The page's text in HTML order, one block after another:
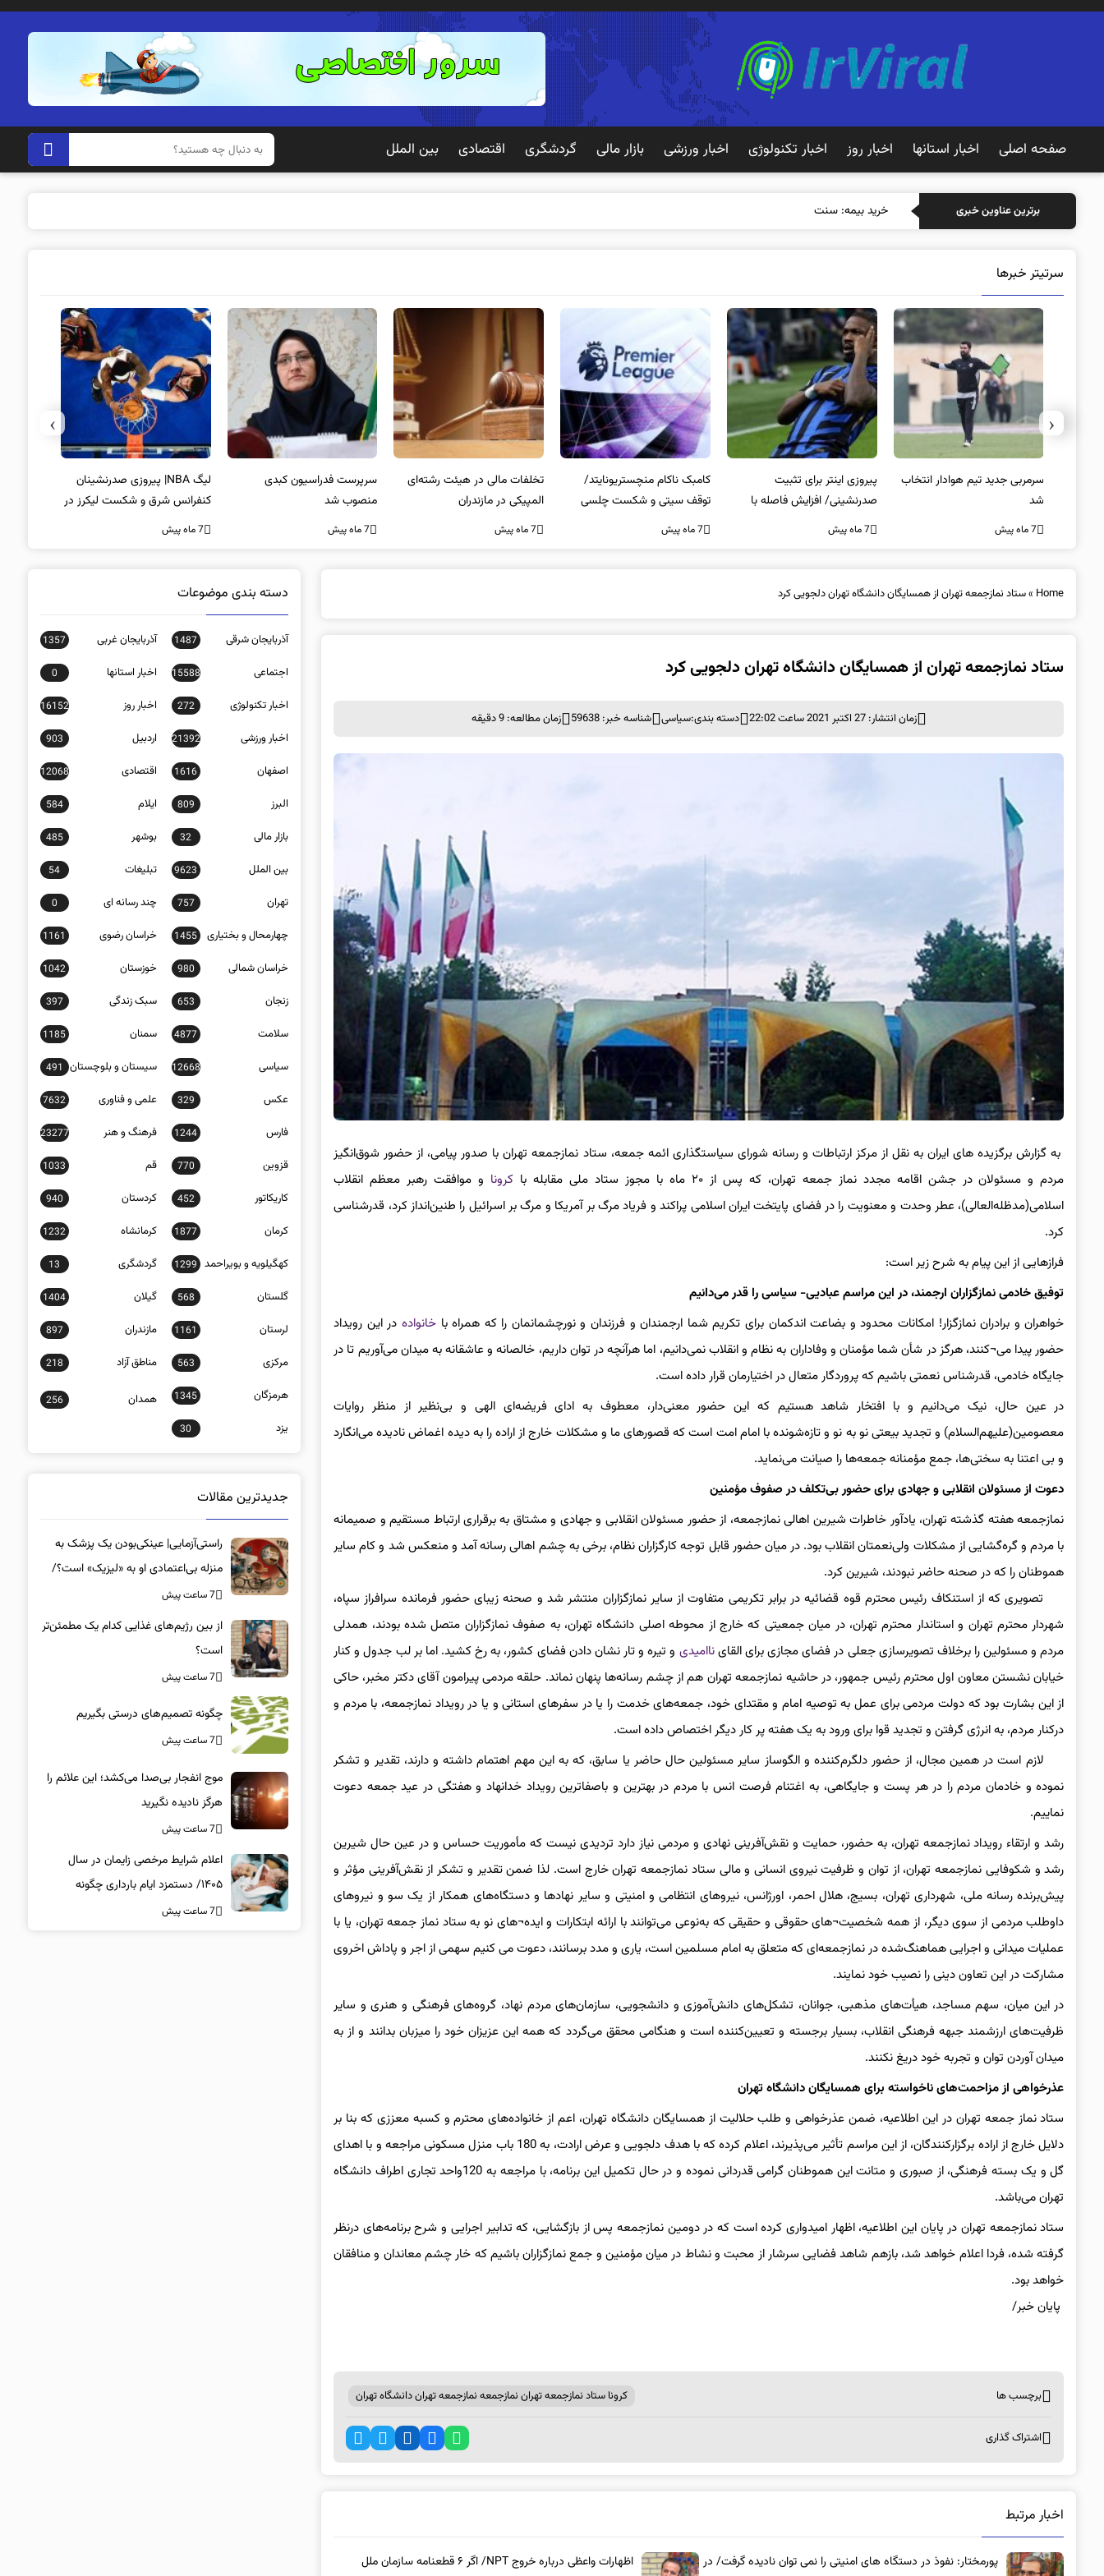
صفحه اصلی اخبار استانها اخبار روز اخبار تکنولوژی اخبار ورزشی بازار مالی گردشگری اقتصادی بین الملل
برترین عناوین خبری خرید بیمه: سنتی یا آنلاین؟ کدامیک تجر
سرتیتر خبرها
سرمربی جدید تیم هوادار انتخاب
شد
7 ماه پیش
پیروزی اینتر برای تثبیت
صدرنشینی/ افزایش فاصله با
ناپولی
7 ماه پیش
کامبک ناکام منچستریونایتد/
توقف سیتی و شکست چلسی
7 ماه پیش
تخلفات مالی در هیئت رشته‌ای
المپیکی در مازندران
7 ماه پیش
سرپرست فدراسیون کبدی
منصوب شد
7 ماه پیش
لیگ NBA| پیروزی صدرنشینان
کنفرانس شرق و شکست لیکرز در
غیاب جیمز
7 ماه پیش
‹
›
Home
»ستاد نمازجمعه تهران از همسایگان دانشگاه تهران دلجویی کرد
ستاد نمازجمعه تهران از همسایگان دانشگاه تهران دلجویی کرد
زمان انتشار: 27 اکتبر 2021 ساعت 22:02 دسته بندی:سیاسی شناسه خبر: 59638 زمان مطالعه: 9 دقیقه
به گزارش برگزیده های ایران به نقل از مرکز ارتباطات و رسانه شورای سیاستگذاری ائمه جمعه، ستاد نمازجمعه تهران با صدور پیامی، از حضور شوق‌انگیز
مردم و مسئولان در جشن اقامه مجدد نماز جمعه تهران، که پس از ۲۰ ماه با مجوز ستاد ملی مقابله با
کرونا و موافقت رهبر معظم انقلاب
اسلامی(مدظله‌العالی)، عطر وحدت و معنویت را در فضای پایتخت ایران اسلامی پراکند و فریاد مرگ بر آمریکا و مرگ بر اسرائیل را طنین‌انداز کرد، قدرشناسی
کرد.
فرازهایی از این پیام به شرح زیر است:
توفیق خادمی نمازگزاران ارجمند، در این مراسم عبادیی- سیاسی را قدر می‌دانیم
خواهران و برادران نمازگزار! امکانات محدود و بضاعت اندکمان برای تکریم شما ارجمندان و فرزندان و نورچشمانمان را که همراه باخانواده در این رویداد
حضور پیدا می¬کنند، هرگز در شأن شما مؤمنان و وفاداران به نظام و انقلاب نمی‌دانیم، اما هرآنچه در توان داریم، خالصانه و عاشقانه به میدان می‌آوریم تا در
جایگاه خادمی، قدرشناس نعمتی باشیم که پروردگار متعال در اختیارمان قرار داده است.
در عین حال، نیک می‌دانیم و با افتخار شاهد هستیم که این حضور معنی‌دار، معطوف به ادای فریضه‌ای الهی و بی‌نظیر از منظر روایات
معصومین(علیهم‌السلام) و تجدید بیعتی نو به نو و تازه‌شونده با امام امت است که قصورهای ما و مشکلات خارج از اراده را به دیده اغماض نادیده می‌انگارد
و بی اعتنا به سختی‌ها، جمع مؤمنانه جمعه‌ها را صیانت می‌نماید.
دعوت از مسئولان انقلابی و جهادی برای حضور بی‌تکلف در صفوف مؤمنین
نمازجمعه هفته گذشته تهران، یادآور خاطرات شیرین اهالی نمازجمعه، از حضور مسئولان انقلابی و جهادی و مشتاق به برقراری ارتباط مستقیم و صمیمانه
با مردم و گره‌گشایی از مشکلات ولی‌نعمتان انقلاب بود. در میان حضور قابل توجه کارگزاران نظام، برخی به چشم اهالی رسانه آمد و منعکس شد و کام سایر
هموطنان را که در صحنه حاضر نبودند، شیرین کرد.
تصویری که از استنکاف رئیس محترم قوه قضائیه در برابر تکریمی متفاوت از سایر نمازگزاران منتشر شد و صحنه زیبای حضور فرمانده سرافراز سپاه،
شهردار محترم تهران و استاندار محترم تهران، در میان جمعیتی که خارج از محوطه اصلی دانشگاه تهران، به صفوف نمازگزاران متصل شده بودند، همدلی
مردم و مسئولین را برخلاف تصویرسازی جعلی در فضای مجازی برای القایناامیدی و تیره و تار نشان دادن فضای کشور، به رخ کشید. اما بر لب جدول و کنار
خیابان نشستن معاون اول محترم رئیس جمهور، در حاشیه نمازجمعه تهران هم از چشم رسانه‌ها پنهان نماند. حلقه مردمی پیرامون آقای دکتر مخبر، حاکی
از این بشارت بود که دولت مردمی برای عمل به توصیه امام و مقتدای خود، جمعه‌های خدمت را یا در سفرهای استانی و یا در رویداد نمازجمعه، با مردم و
درکنار مردم، به انرژی گرفتن و تجدید قوا برای ورود به یک هفته پر کار دیگر اختصاص داده است.
لازم است در همین مجال، از حضور دلگرم‌کننده و الگوساز سایر مسئولین حال حاضر یا سابق، که به این مهم اهتمام داشته و دارند، تقدیر و تشکر
نموده و خادمان مردم را در هر پست و جایگاهی، به اغتنام فرصت انس با مردم در بهترین و باصفاترین رویداد خدانهاد و هفتگی در عید جمعه دعوت
نماییم.
رشد و ارتقاء رویداد نمازجمعه تهران، به حضور، حمایت و نقش‌آفرینی نهادی و مردمی نیاز دارد تردیدی نیست که مأموریت حساس و در عین حال شیرین
رشد و شکوفایی نمازجمعه تهران، از توان و ظرفیت نیروی انسانی و مالی ستاد نمازجمعه تهران خارج است. لذا ضمن تقدیر و تشکر از نقش‌آفرینی مؤثر و
پیش‌برنده رسانه ملی، شهرداری تهران، بسیج، هلال احمر، اورژانس، نیروهای انتظامی و امنیتی و سایر نهادها و دستگاه‌های همکار از یک سو و نیروهای
داوطلب مردمی از سوی دیگر، از همه شخصیت¬های حقوقی و حقیقی که به‌نوعی می‌توانند با ارائه ابتکارات و ایده¬های نو به ستاد نماز جمعه تهران، یا با
عملیات میدانی و اجرایی هماهنگ‌شده در نمازجمعه‌ای که متعلق به امام مسلمین است، یاری و مدد برسانند، دعوت می کنیم سهمی از اجر و پاداش اخروی
مشارکت در این تعاون دینی را نصیب خود نمایند.
در این میان، سهم مساجد، هیأت‌های مذهبی، جوانان، تشکل‌های دانش‌آموزی و دانشجویی، سازمان‌های مردم نهاد، گروه‌های فرهنگی و هنری و سایر
ظرفیت‌های ارزشمند جبهه فرهنگی انقلاب، بسیار برجسته و تعیین‌کننده است و هنگامی محقق می‌گردد که همه این عزیزان خود را میزبان بدانند و از به
میدان آوردن توان و تجربه خود دریغ نکنند.
عذرخواهی از مزاحمت‌های ناخواسته برای همسایگان دانشگاه تهران
ستاد نماز جمعه تهران در این اطلاعیه، ضمن عذرخواهی و طلب حلالیت از همسایگان دانشگاه تهران، اعم از خانواده‌های محترم و کسبه معززی که بنا بر
دلایل خارج از اراده برگزارکنندگان، از این مراسم تأثیر می‌پذیرند، اعلام کرده که با هدف دلجویی و عرض ارادت، به 180 باب منزل مسکونی مراجعه و با اهدای
گل و یک بسته فرهنگی، از صبوری و متانت این هموطنان گرامی قدردانی نموده و در حال تکمیل این برنامه، با مراجعه به 120واحد تجاری اطراف دانشگاه
تهران می‌باشد.
ستاد نمازجمعه تهران در پایان این اطلاعیه، اظهار امیدواری کرده است که در دومین نمازجمعه پس از بازگشایی، که تدابیر اجرایی و شرح برنامه‌های درنظر
گرفته شده، فردا اعلام خواهد شد، بازهم شاهد فضایی سرشار از محبت و نشاط در میان مؤمنین و جمع نمازگزاران باشیم که خار چشم معاندان و منافقان
خواهد بود.
پایان خبر/
برچسب ها کرونا ستاد نمازجمعه تهران نمازجمعه نمازجمعه تهران دانشگاه تهران
اشتراک گذاری
اخبار مرتبط
پورمختار: نفوذ در دستگاه های امنیتی را نمی توان نادیده گرفت/ در اظهارات واعظی درباره خروج NPT/ اگر ۶ قطعنامه سازمان ملل
دسته بندی موضوعات
آذربایجان شرقی 1487 آذربایجان غربی 1357
اجتماعی 15588 اخبار استانها 0
اخبار تکنولوژی 272 اخبار روز 16152
اخبار ورزشی 21392 اردبیل 903
اصفهان 1616 اقتصادی 12068
البرز 809 ایلام 584
بازار مالی 32 بوشهر 485
بین الملل 9623 تبلیغات 54
تهران 757 چند رسانه ای 0
چهارمحال و بختیاری 1455 خراسان رضوی 1161
خراسان شمالی 980 خوزستان 1042
زنجان 653 سبک زندگی 397
سلامت 4877 سمنان 1185
سیاسی 12668 سیستان و بلوچستان 491
عکس 329 علمی و فناوری 7632
فارس 1244 فرهنگ و هنر 23277
قزوین 770 قم 1033
کاریکاتور 452 کردستان 940
کرمان 1877 کرمانشاه 1232
کهگیلویه و بویراحمد 1299 گردشگری 13
گلستان 568 گیلان 1404
لرستان 1161 مازندران 897
مرکزی 563 مناطق آزاد 218
هرمزگان 1345 همدان 256
یزد 30
جدیدترین مقالات
راستی‌آزمایی| عینکی‌بودن یک پزشک به
منزله بی‌اعتمادی او به «لیزیک» است؟/
جراحان، چشم فرزندان خود را لیزیک
می‌کنند؟
7 ساعت پیش
از بین رژیم‌های غذایی کدام یک مطمئن‌تر
است؟‌
7 ساعت پیش
چگونه تصمیم‌های درستی بگیریم
7 ساعت پیش
موج انفجار بی‌صدا می‌کشد؛ این علائم را
هرگز نادیده نگیرید
7 ساعت پیش
اعلام شرایط مرخصی زایمان در سال
۱۴۰۵/ دستمزد ایام بارداری چگونه
پرداخت می‌شود؟
7 ساعت پیش